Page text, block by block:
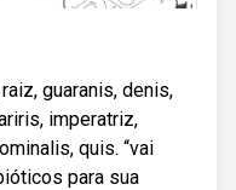
guaranis, denis,
imperatriz,
quis. “vai
para sua